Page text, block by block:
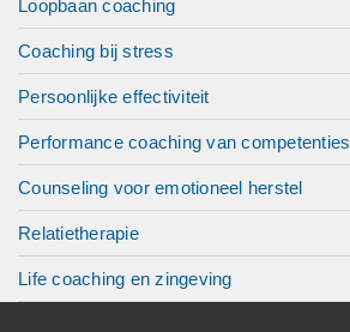
Loopbaan coaching
Coaching bij stress
Persoonlijke effectiviteit
Performance coaching van competenties
Counseling voor emotioneel herstel
Relatietherapie
Life coaching en zingeving